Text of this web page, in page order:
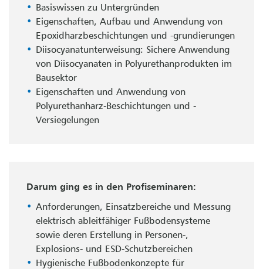
Basiswissen zu Untergründen
Eigenschaften, Aufbau und Anwendung von
Epoxidharzbeschichtungen und -grundierungen
Diisocyanatunterweisung: Sichere Anwendung
von Diisocyanaten in Polyurethanprodukten im
Bausektor
Eigenschaften und Anwendung von
Polyurethanharz-Beschichtungen und -
Versiegelungen
Darum ging es in den Profiseminaren:
Anforderungen, Einsatzbereiche und Messung
elektrisch ableitfähiger Fußbodensysteme
sowie deren Erstellung in Personen-,
Explosions- und ESD-Schutzbereichen
Hygienische Fußbodenkonzepte für